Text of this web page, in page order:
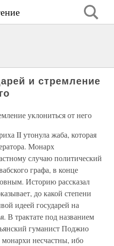
и стремление
уклониться от него
II утонула жаба, которая
Монарх
случаю политический
графа, в конце
Историю рассказал
до какой степени
идеей государей на
В трактате под названием
гуманист Поджио
несчастны, ибо